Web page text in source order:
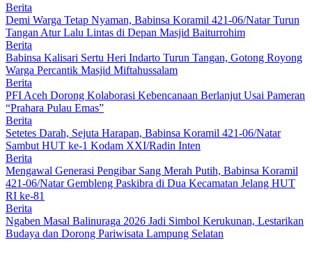
Berita
Demi Warga Tetap Nyaman, Babinsa Koramil 421-06/Natar Turun
Tangan Atur Lalu Lintas di Depan Masjid Baiturrohim
Berita
Babinsa Kalisari Sertu Heri Indarto Turun Tangan, Gotong Royong
Warga Percantik Masjid Miftahussalam
Berita
PFI Aceh Dorong Kolaborasi Kebencanaan Berlanjut Usai Pameran
“Prahara Pulau Emas”
Berita
Setetes Darah, Sejuta Harapan, Babinsa Koramil 421-06/Natar
Sambut HUT ke-1 Kodam XXI/Radin Inten
Berita
Mengawal Generasi Pengibar Sang Merah Putih, Babinsa Koramil
421-06/Natar Gembleng Paskibra di Dua Kecamatan Jelang HUT
RI ke-81
Berita
Ngaben Masal Balinuraga 2026 Jadi Simbol Kerukunan, Lestarikan
Budaya dan Dorong Pariwisata Lampung Selatan